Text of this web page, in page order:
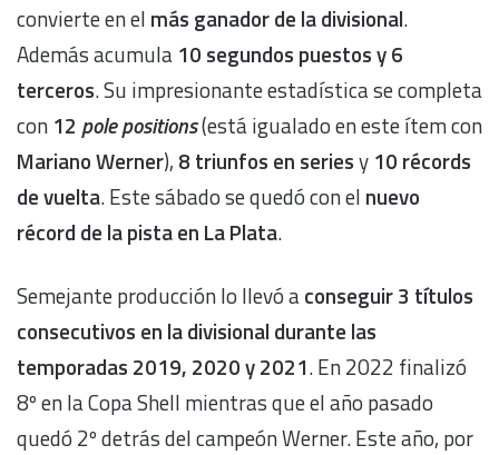
convierte en el más ganador de la divisional.
Además acumula 10 segundos puestos y 6
terceros. Su impresionante estadística se completa
con 12 pole positions(está igualado en este ítem con
Mariano Werner), 8 triunfos en seriesy 10 récords
de vuelta. Este sábado se quedó con el nuevo
récord de la pista en La Plata.
Semejante producción lo llevó aconseguir 3 títulos
consecutivos en la divisional durante las
temporadas 2019, 2020 y 2021. En 2022 finalizó
8º en la Copa Shell mientras que el año pasado
quedó 2º detrás del campeón Werner. Este año, por